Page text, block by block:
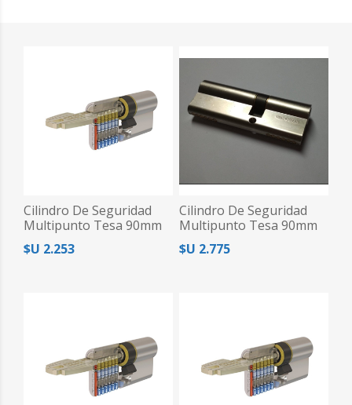
Cilindro De Seguridad
Multipunto Tesa 90mm
(35-55) Niq
$U 2.253
Cilindro De Seguridad
Multipunto Tesa 90mm
(40-50) Niq
$U 2.775